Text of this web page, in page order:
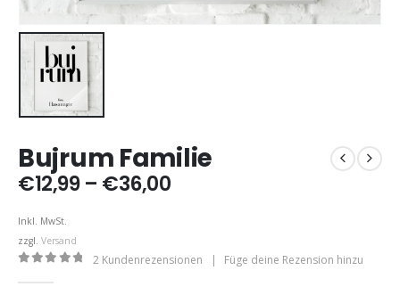
Bujrum Familie
€12,99 – €36,00Preisspanne:
Inkl. MwSt.
zzgl. Versand
2 Kundenrezensionen | Füge deine Rezension hinzu